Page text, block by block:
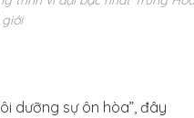
dưỡng sự ôn hòa”, đây